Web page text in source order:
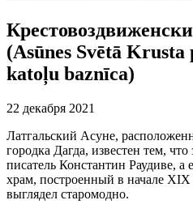
(Asūnes Svētā Krusta
katoļu baznīca)
22 декабря 2021
Латгальский Асуне,
городка Дагда, известен тем,
писатель Константин Раудиве,
храм, построенный в начале XIX
выглядел старомодно.